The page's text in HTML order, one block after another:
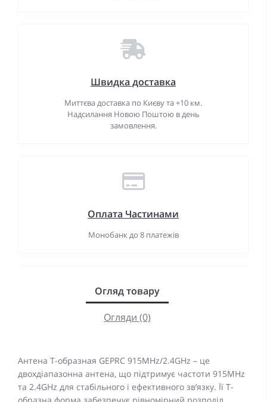
Швидка доставка
Миттєва доставка по Києву та +10 км.
Надсилання Новою Поштою в день
замовлення.
Оплата Частинами
Монобанк до 8 платежів
Огляд товару
Огляди (0)
Антена Т-образная GEPRC 915MHz/2.4GHz – це
двохдіапазонна антена, що підтримує частоти 915MHz
та 2.4GHz для стабільного і ефективного зв’язку. Її Т-